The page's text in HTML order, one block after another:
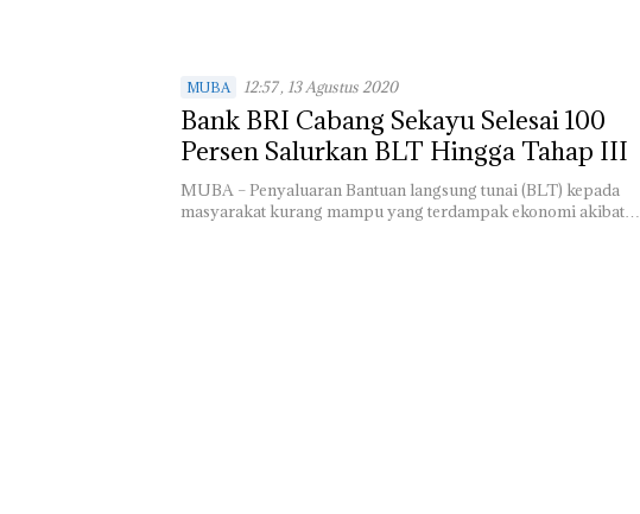
MUBA 12:57 , 13 Agustus 2020
Bank BRI Cabang Sekayu Selesai 100
Persen Salurkan BLT Hingga Tahap III
MUBA – Penyaluaran Bantuan langsung tunai (BLT) kepada
masyarakat kurang mampu yang terdampak ekonomi akibat…